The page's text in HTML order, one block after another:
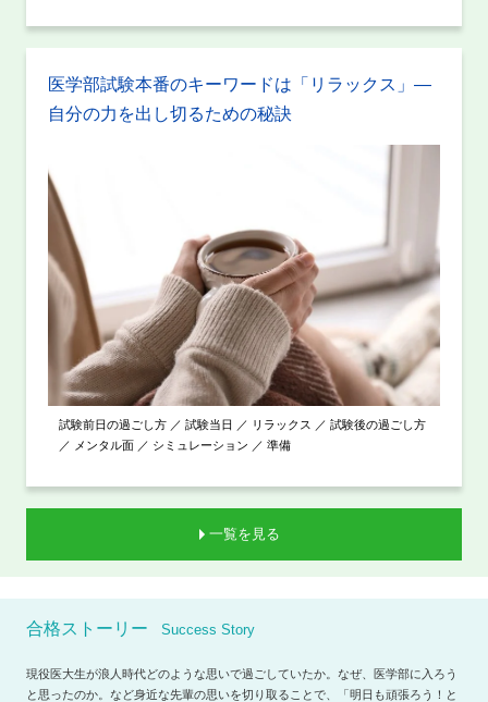
医学部試験本番のキーワードは「リラックス」―
自分の力を出し切るための秘訣
試験前日の過ごし方 ／ 試験当日 ／ リラックス ／ 試験後の過ごし方
／ メンタル面 ／ シミュレーション ／ 準備
一覧を見る
合格ストーリー Success Story
現役医大生が浪人時代どのような思いで過ごしていたか。なぜ、医学部に入ろう
と思ったのか。など身近な先輩の思いを切り取ることで、「明日も頑張ろう！と